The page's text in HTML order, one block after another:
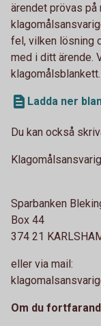
ärendet prövas på
fel, vilken lösning
med i ditt ärende.
klagomålsblankett.
Ladda ner
Du kan också
Klagomålsansvarig
Sparbanken
Box 44
374 21
eller via mail:
Om du